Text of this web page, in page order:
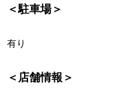
＜駐車場＞
有り
＜店舗情報＞